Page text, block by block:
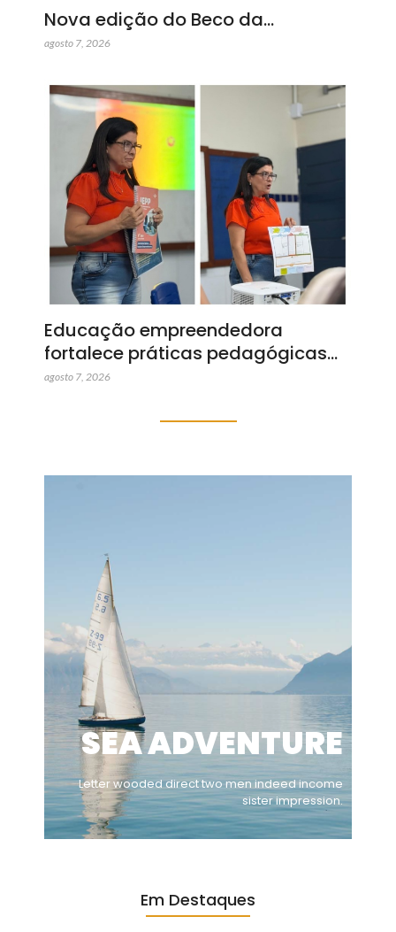
Nova edição do Beco da…
agosto 7, 2026
Educação empreendedora
fortalece práticas pedagógicas…
agosto 7, 2026
SEA ADVENTURE
Letter wooded direct two men indeed income
sister impression.
Em Destaques